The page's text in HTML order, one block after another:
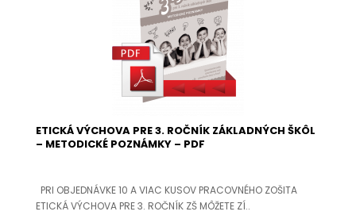
ETICKÁ VÝCHOVA PRE 3. ROČNÍK ZÁKLADNÝCH ŠKÔL
– METODICKÉ POZNÁMKY – PDF
PRI OBJEDNÁVKE 10 A VIAC KUSOV PRACOVNÉHO ZOŠITA
ETICKÁ VÝCHOVA PRE 3. ROČNÍK ZŠ MÔŽETE ZÍ..